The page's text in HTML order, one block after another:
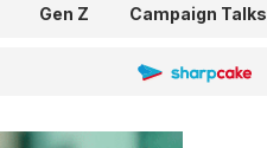
Gen Z Campaign Talks
Sharpcake